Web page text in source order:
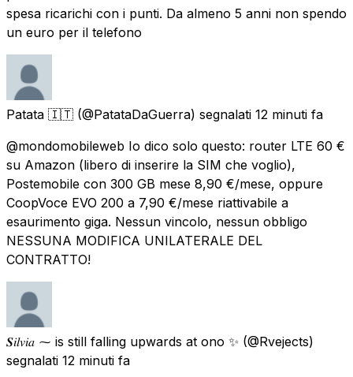
spesa ricarichi con i punti. Da almeno 5 anni non spendo
un euro per il telefono
Patata 🇮🇹 (@PatataDaGuerra) segnalati 12 minuti fa
@mondomobileweb Io dico solo questo: router LTE 60 €
su Amazon (libero di inserire la SIM che voglio),
Postemobile con 300 GB mese 8,90 €/mese, oppure
CoopVoce EVO 200 a 7,90 €/mese riattivabile a
esaurimento giga. Nessun vincolo, nessun obbligo
NESSUNA MODIFICA UNILATERALE DEL
CONTRATTO!
𝑺𝑖𝑙𝑣𝑖𝑎 ⁓ is still falling upwards at ono ✨ (@Rvejects)
segnalati 12 minuti fa